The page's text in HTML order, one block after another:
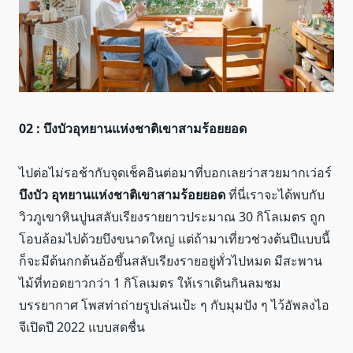
02 : บึงบัวอุทยานแห่งชาติเขาสามร้อยยอด
ไปต่อไม่รอช้ากับจุดเช็คอินต่อมาที่บอกเลยว่าสวยมากเว่อร์
บึงบัว อุทยานแห่งชาติเขาสามร้อยยอดที่นี่เราจะได้พบกับ
วิวภูเขาหินปูนสลับเรียงรายยาวประมาณ 30 กิโลเมตร ถูก
โอบล้อมไปด้วยบึงขนาดใหญ่ แต่ถ้ามาเที่ยวช่วงต้นปีแบบนี้
ก็จะมีต้นกกต้นอ้อขึ้นสลับเรียงรายอยู่ทั่วไปหมด มีสะพาน
ไม้ที่ทอดยาวกว่า 1 กิโลเมตร ให้เราเดินกินลมชม
บรรยากาศ โพสท่าถ่ายรูปเล่นเป้ะ ๆ กับมุมปัง ๆ ไว้อัพลงไอ
จีเปิดปี 2022 แบบสดชื่น